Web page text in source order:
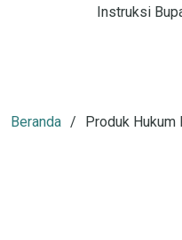
Instruksi
Beranda Produk Hukum